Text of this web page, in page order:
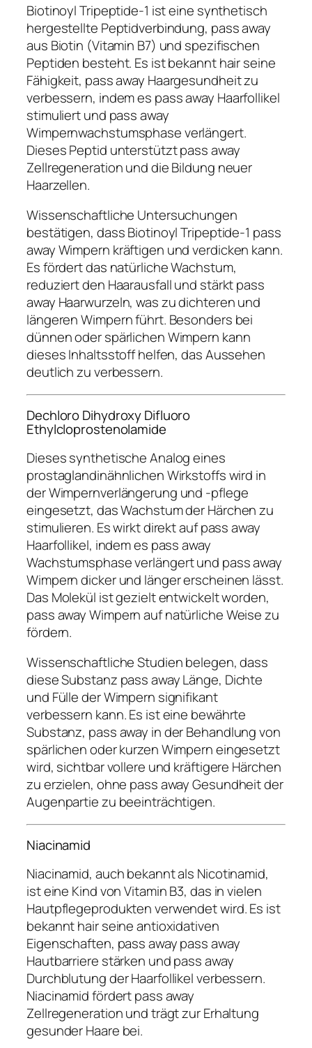
Biotinoyl Tripeptide-1 ist eine synthetisch
hergestellte Peptidverbindung, pass away
aus Biotin (Vitamin B7) und spezifischen
Peptiden besteht. Es ist bekannt hair seine
Fähigkeit, pass away Haargesundheit zu
verbessern, indem es pass away Haarfollikel
stimuliert und pass away
Wimpernwachstumsphase verlängert.
Dieses Peptid unterstützt pass away
Zellregeneration und die Bildung neuer
Haarzellen.
Wissenschaftliche Untersuchungen
bestätigen, dass Biotinoyl Tripeptide-1 pass
away Wimpern kräftigen und verdicken kann.
Es fördert das natürliche Wachstum,
reduziert den Haarausfall und stärkt pass
away Haarwurzeln, was zu dichteren und
längeren Wimpern führt. Besonders bei
dünnen oder spärlichen Wimpern kann
dieses Inhaltsstoff helfen, das Aussehen
deutlich zu verbessern.
Dechloro Dihydroxy Difluoro
Ethylcloprostenolamide
Dieses synthetische Analog eines
prostaglandinähnlichen Wirkstoffs wird in
der Wimpernverlängerung und -pflege
eingesetzt, das Wachstum der Härchen zu
stimulieren. Es wirkt direkt auf pass away
Haarfollikel, indem es pass away
Wachstumsphase verlängert und pass away
Wimpern dicker und länger erscheinen lässt.
Das Molekül ist gezielt entwickelt worden,
pass away Wimpern auf natürliche Weise zu
fördern.
Wissenschaftliche Studien belegen, dass
diese Substanz pass away Länge, Dichte
und Fülle der Wimpern signifikant
verbessern kann. Es ist eine bewährte
Substanz, pass away in der Behandlung von
spärlichen oder kurzen Wimpern eingesetzt
wird, sichtbar vollere und kräftigere Härchen
zu erzielen, ohne pass away Gesundheit der
Augenpartie zu beeinträchtigen.
Niacinamid
Niacinamid, auch bekannt als Nicotinamid,
ist eine Kind von Vitamin B3, das in vielen
Hautpflegeprodukten verwendet wird. Es ist
bekannt hair seine antioxidativen
Eigenschaften, pass away pass away
Hautbarriere stärken und pass away
Durchblutung der Haarfollikel verbessern.
Niacinamid fördert pass away
Zellregeneration und trägt zur Erhaltung
gesunder Haare bei.